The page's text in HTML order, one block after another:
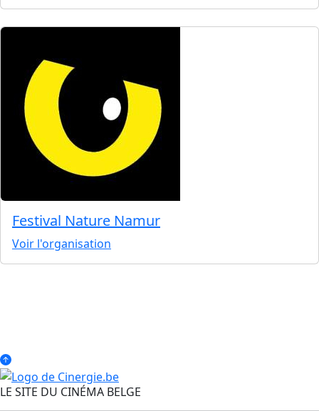
Festival Nature Namur
Voir l'organisation
LE SITE DU CINÉMA BELGE